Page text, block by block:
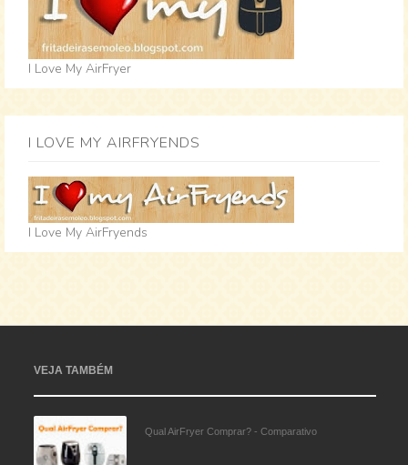
I Love My AirFryer
I LOVE MY AIRFRYENDS
I Love My AirFryends
VEJA TAMBÉM
Qual AirFryer Comprar? - Comparativo